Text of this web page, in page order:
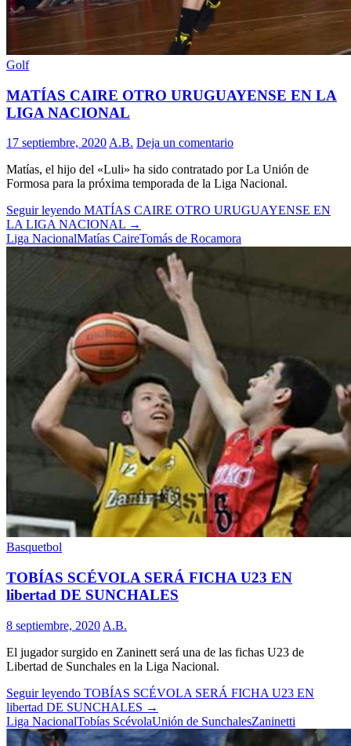
Golf
MATÍAS CAIRE OTRO URUGUAYENSE EN LA
LIGA NACIONAL
17 septiembre, 2020 A.B. Deja un comentario
Matías, el hijo del «Luli» ha sido contratado por La Unión de
Formosa para la próxima temporada de la Liga Nacional.
Seguir leyendo MATÍAS CAIRE OTRO URUGUAYENSE EN
LA LIGA NACIONAL →
Liga NacionalMatías CaireTomás de Rocamora
Basquetbol
TOBÍAS SCÉVOLA SERÁ FICHA U23 EN
libertad DE SUNCHALES
8 septiembre, 2020 A.B.
El jugador surgido en Zaninett será una de las fichas U23 de
Libertad de Sunchales en la Liga Nacional.
Seguir leyendo TOBÍAS SCÉVOLA SERÁ FICHA U23 EN
libertad DE SUNCHALES →
Liga NacionalTobías ScévolaUnión de SunchalesZaninetti